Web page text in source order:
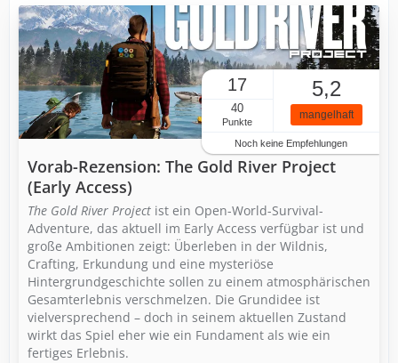
17
40
Punkte
5,2
mangelhaft
Noch keine Empfehlungen
Vorab-Rezension: The Gold River Project
(Early Access)
The Gold River Project ist ein Open-World-Survival-
Adventure, das aktuell im Early Access verfügbar ist und
große Ambitionen zeigt: Überleben in der Wildnis,
Crafting, Erkundung und eine mysteriöse
Hintergrundgeschichte sollen zu einem atmosphärischen
Gesamterlebnis verschmelzen. Die Grundidee ist
vielversprechend – doch in seinem aktuellen Zustand
wirkt das Spiel eher wie ein Fundament als wie ein
fertiges Erlebnis.